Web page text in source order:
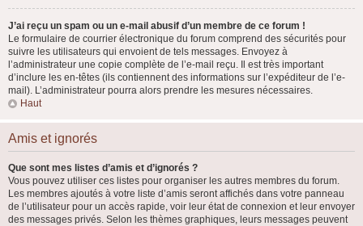
J’ai reçu un spam ou un e-mail abusif d’un membre de ce forum !
Le formulaire de courrier électronique du forum comprend des sécurités pour
suivre les utilisateurs qui envoient de tels messages. Envoyez à
l’administrateur une copie complète de l’e-mail reçu. Il est très important
d’inclure les en-têtes (ils contiennent des informations sur l’expéditeur de l’e-
mail). L’administrateur pourra alors prendre les mesures nécessaires.
Haut
Amis et ignorés
Que sont mes listes d’amis et d’ignorés ?
Vous pouvez utiliser ces listes pour organiser les autres membres du forum.
Les membres ajoutés à votre liste d’amis seront affichés dans votre panneau
de l’utilisateur pour un accès rapide, voir leur état de connexion et leur envoyer
des messages privés. Selon les thèmes graphiques, leurs messages peuvent